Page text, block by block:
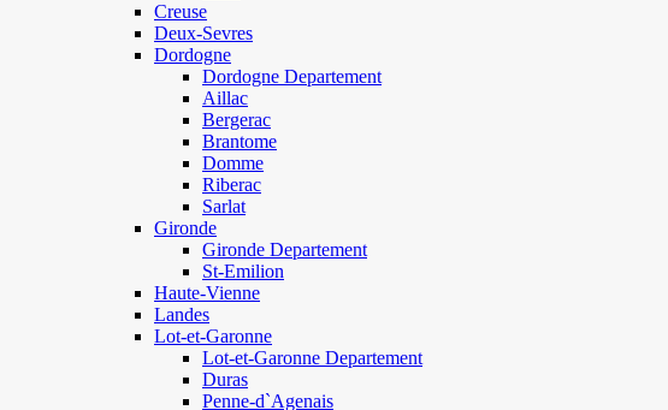
Creuse
Deux-Sevres
Dordogne
Dordogne Departement
Aillac
Bergerac
Brantome
Domme
Riberac
Sarlat
Gironde
Gironde Departement
St-Emilion
Haute-Vienne
Landes
Lot-et-Garonne
Lot-et-Garonne Departement
Duras
Penne-d`Agenais